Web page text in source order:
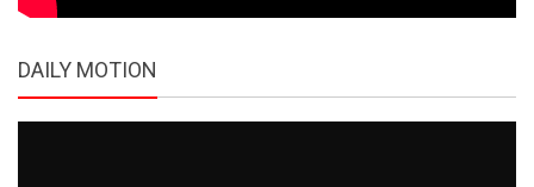
DAILY MOTION